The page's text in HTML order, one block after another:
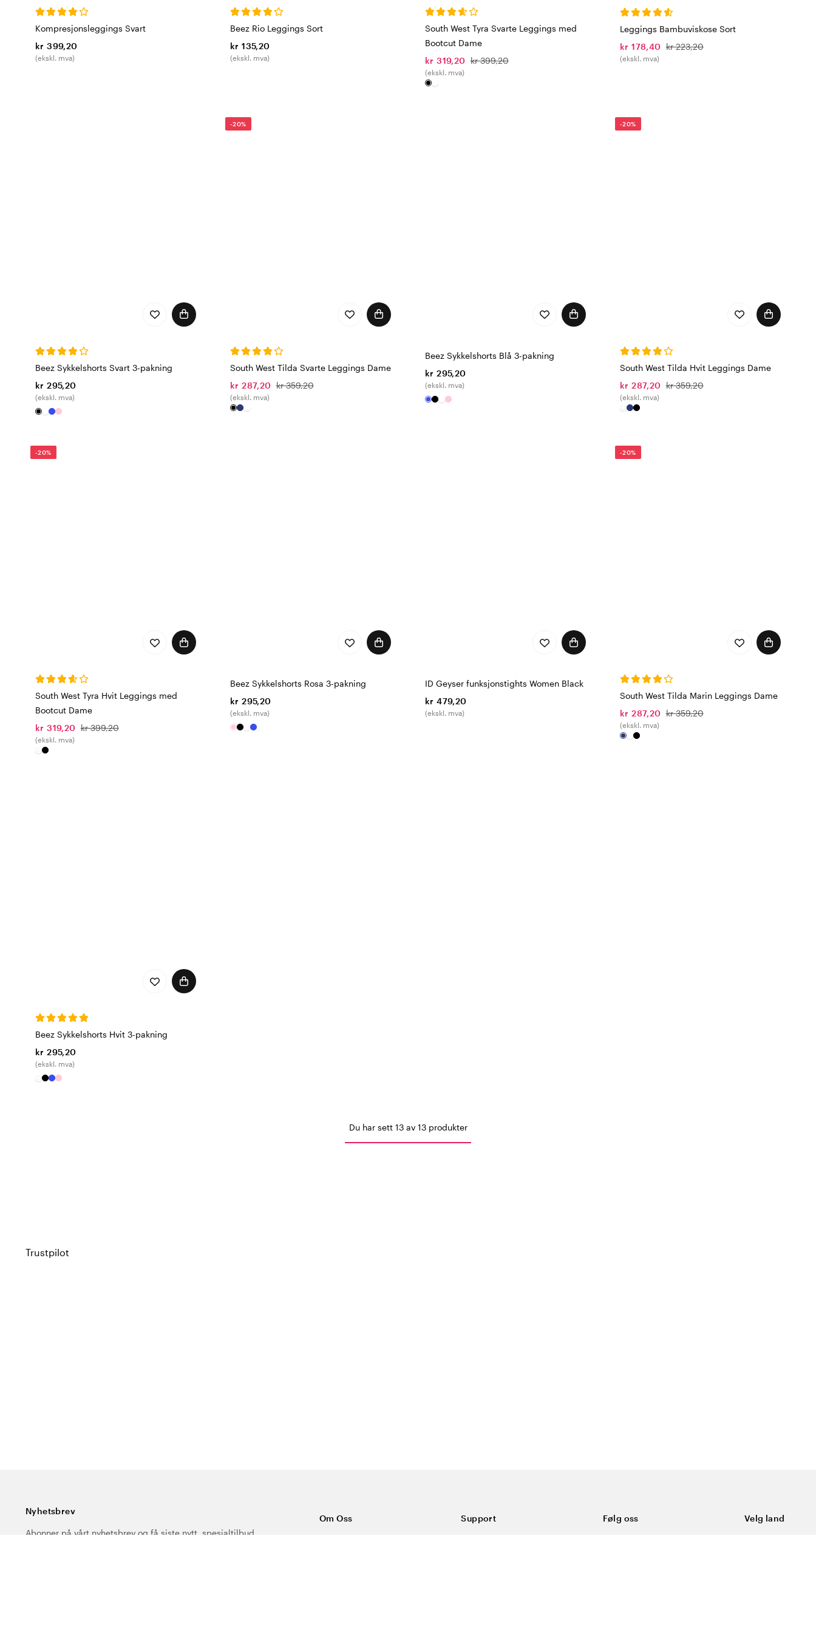
Kompresjonsleggings Svart
kr 399,20
(ekskl. mva)
Beez Rio Leggings Sort
kr 135,20
(ekskl. mva)
South West Tyra Svarte Leggings med
Bootcut Dame
kr 319,20 kr 399,20
(ekskl. mva)
Leggings Bambuviskose Sort
kr 178,40 kr 223,20
(ekskl. mva)
Beez Sykkelshorts Svart 3-pakning
kr 295,20
(ekskl. mva)
-20%
South West Tilda Svarte Leggings Dame
kr 287,20 kr 359,20
(ekskl. mva)
Beez Sykkelshorts Blå 3-pakning
kr 295,20
(ekskl. mva)
-20%
South West Tilda Hvit Leggings Dame
kr 287,20 kr 359,20
(ekskl. mva)
-20%
South West Tyra Hvit Leggings med
Bootcut Dame
kr 319,20 kr 399,20
(ekskl. mva)
Beez Sykkelshorts Rosa 3-pakning
kr 295,20
(ekskl. mva)
ID Geyser funksjonstights Women Black
kr 479,20
(ekskl. mva)
-20%
South West Tilda Marin Leggings Dame
kr 287,20 kr 359,20
(ekskl. mva)
Beez Sykkelshorts Hvit 3-pakning
kr 295,20
(ekskl. mva)
Du har sett 13 av 13 produkter
Trustpilot
Nyhetsbrev
Abonner på vårt nyhetsbrev og få siste nytt, spesialtilbud,
Om Oss Support Følg oss Velg land